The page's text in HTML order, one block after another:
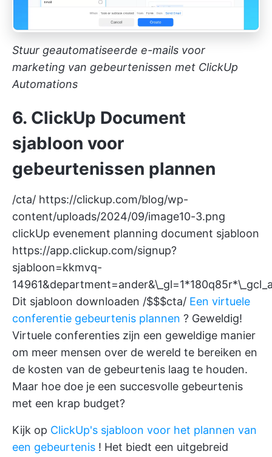
Stuur geautomatiseerde e-mails voor
marketing van gebeurtenissen met ClickUp
Automations
6. ClickUp Document
sjabloon voor
gebeurtenissen plannen
/cta/ https://clickup.com/blog/wp-
content/uploads/2024/09/image10-3.png
clickUp evenement planning document sjabloon
https://app.clickup.com/signup?
sjabloon=kkmvq-
Dit sjabloon downloaden /$$$cta/ Een virtuele
conferentie gebeurtenis plannen ? Geweldig!
Virtuele conferenties zijn een geweldige manier
om meer mensen over de wereld te bereiken en
de kosten van de gebeurtenis laag te houden.
Maar hoe doe je een succesvolle gebeurtenis
met een krap budget?
Kijk op ClickUp's sjabloon voor het plannen van
een gebeurtenis ! Het biedt een uitgebreid